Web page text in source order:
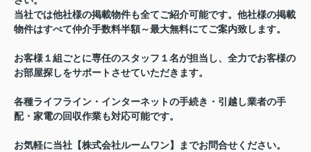
当社では他社様の掲載物件も全てご紹介可能です。他社様の掲載
物件はすべて仲介手数料半額～最大無料にてご案内致します。
お客様１組ごとに専任のスタッフ１名が担当し、全力でお客様の
お部屋探しをサポートさせていただきます。
各種ライフライン・インターネットの手続き・引越し業者の手
配・家電の回収作業も対応可能です。
お気軽に当社【株式会社ルームワン】までお問合せください。